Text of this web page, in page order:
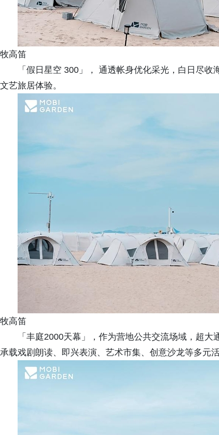
牧高笛
「假日星空 300」， 通透帐身优化采光，白日尽
文艺旅居体验。
牧高笛
「丰庭2000天幕」，作为营地公共交流场域，超
承载戏剧朗读、即兴表演、艺术市集、创意沙龙等多元